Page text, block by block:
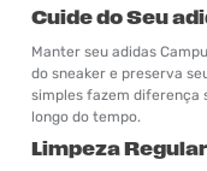
Cuide do Seu
Manter seu adidas
do sneaker e preserva
simples fazem diferença
longo do tempo.
Limpeza Regular